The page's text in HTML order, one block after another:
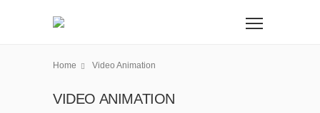
Home Video Animation
VIDEO ANIMATION